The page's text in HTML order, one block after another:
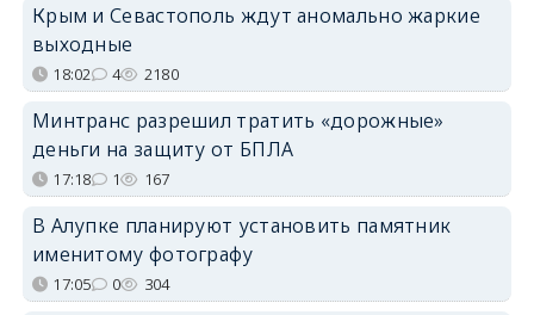
Крым и Севастополь ждут аномально жаркие
выходные
18:02 4 2180
Минтранс разрешил тратить «дорожные»
деньги на защиту от БПЛА
17:18 1 167
В Алупке планируют установить памятник
именитому фотографу
17:05 0 304